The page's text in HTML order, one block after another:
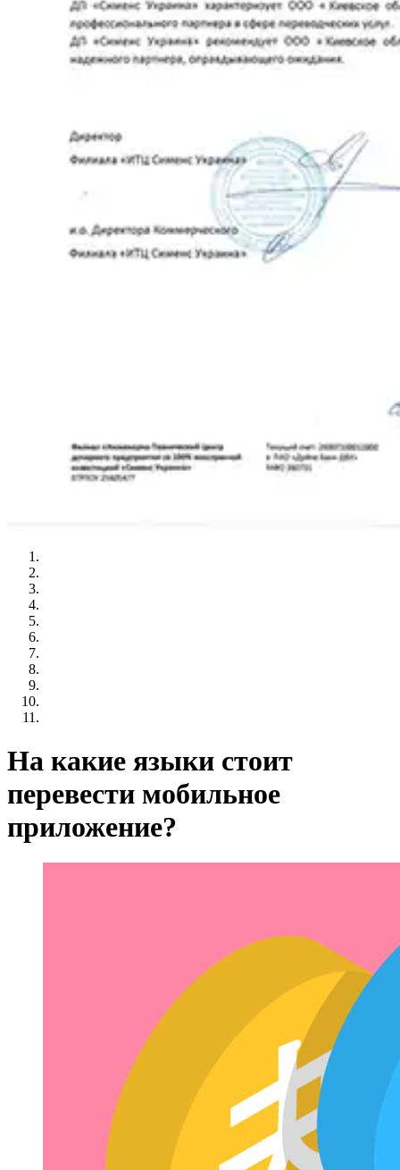
На какие языки стоит
перевести мобильное
приложение?